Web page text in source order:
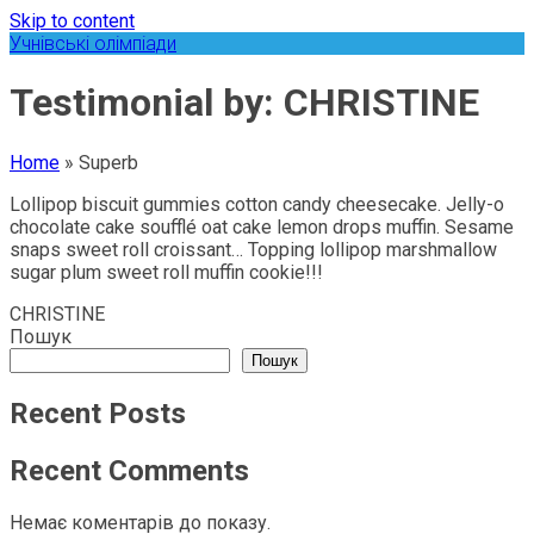
Skip to content
Учнівські олімпіади
Testimonial by: CHRISTINE
Home » Superb
Lollipop biscuit gummies cotton candy cheesecake. Jelly-o
chocolate cake soufflé oat cake lemon drops muffin. Sesame
snaps sweet roll croissant… Topping lollipop marshmallow
sugar plum sweet roll muffin cookie!!!
CHRISTINE
Пошук
Пошук
Recent Posts
Recent Comments
Немає коментарів до показу.